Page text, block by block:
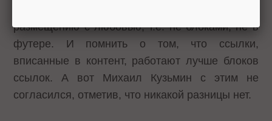
размещению с любовью, т.е. не блоками, не в
футере. И помнить о том, что ссылки,
вписанные в контент, работают лучше блоков
ссылок. А вот Михаил Кузьмин с этим не
согласился, отметив, что никакой разницы нет.